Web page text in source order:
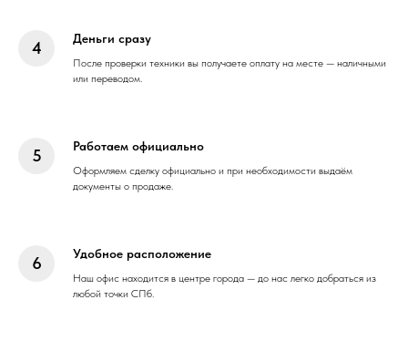
Деньги сразу
После проверки техники вы получаете оплату на месте — наличными
или переводом.
Работаем официально
Оформляем сделку официально и при необходимости выдаём
документы о продаже.
Удобное расположение
Наш офис находится в центре города — до нас легко добраться из
любой точки СПб.